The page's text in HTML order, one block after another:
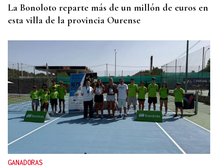
La Bonoloto reparte más de un millón de euros en
esta villa de la provincia Ourense
GANADORAS